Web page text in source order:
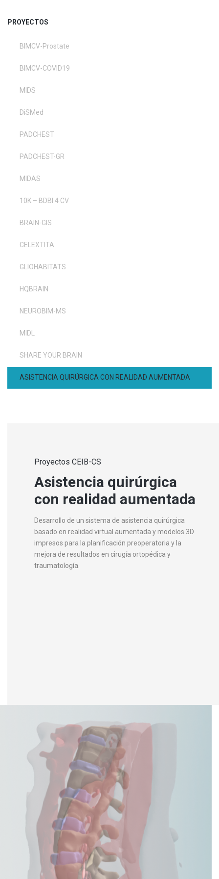
PROYECTOS
BIMCV-Prostate
BIMCV-COVID19
MIDS
DiSMed
PADCHEST
PADCHEST-GR
MIDAS
10K – BDBI 4 CV
BRAIN-GIS
CELEXTITA
GLIOHABITATS
HQBRAIN
NEUROBIM-MS
MIDL
SHARE YOUR BRAIN
ASISTENCIA QUIRÚRGICA CON REALIDAD AUMENTADA
Proyectos CEIB-CS
Asistencia quirúrgica
con realidad aumentada
Desarrollo de un sistema de asistencia quirúrgica
basado en realidad virtual aumentada y modelos 3D
impresos para la planificación preoperatoria y la
mejora de resultados en cirugía ortopédica y
traumatología.